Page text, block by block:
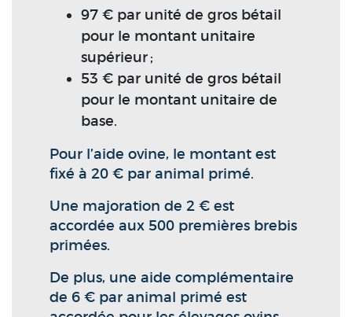
97 € par unité de gros bétail
pour le montant unitaire
supérieur ;
53 € par unité de gros bétail
pour le montant unitaire de
base.
Pour l’aide ovine, le montant est
fixé à 20 € par animal primé.
Une majoration de 2 € est
accordée aux 500 premières brebis
primées.
De plus, une aide complémentaire
de 6 € par animal primé est